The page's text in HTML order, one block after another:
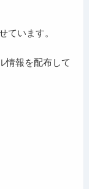
ています。
情報を配布して